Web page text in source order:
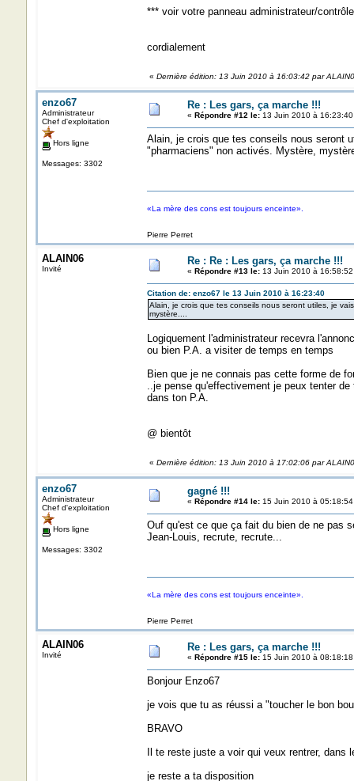
*** voir votre panneau administrateur/contrôle
cordialement
« Dernière édition: 13 Juin 2010 à 16:03:42 par
enzo67
Administrateur
Chef d'exploitation
Hors ligne
Messages: 3302
Re : Les gars, ça marche !!!
« Répondre #12 le:13 Juin 2010 à 16:23:40
Alain, je crois que tes conseils nous seront
"pharmaciens" non activés. Mystère,
«La mère des cons est toujours enceinte».
Pierre Perret
ALAIN06
Invité
Re : Re : Les gars, ça marche !!!
« Répondre #13 le:13 Juin 2010 à 16:58:52
Citation de: enzo67 le 13 Juin 2010 à 16:23:40
Alain, je crois que tes conseils nous seront utiles, je
mystère....
Logiquement l'administrateur recevra
ou bien P.A. a visiter de temps en temps
Bien que je ne connais pas cette forme de
..je pense qu'effectivement je peux tenter
dans ton P.A.
@ bientôt
« Dernière édition: 13 Juin 2010 à 17:02:06 par
enzo67
Administrateur
Chef d'exploitation
Hors ligne
Messages: 3302
gagné !!!
« Répondre #14 le:15 Juin 2010 à 05:18:54
Ouf qu'est ce que ça fait du bien de ne pas
Jean-Louis, recrute, recrute...
«La mère des cons est toujours enceinte».
Pierre Perret
ALAIN06
Invité
Re : Les gars, ça marche !!!
« Répondre #15 le:15 Juin 2010 à 08:18:18
Bonjour Enzo67
je vois que tu as réussi a "toucher le bon
BRAVO
Il te reste juste a voir qui veux rentrer, dans
je reste a ta disposition